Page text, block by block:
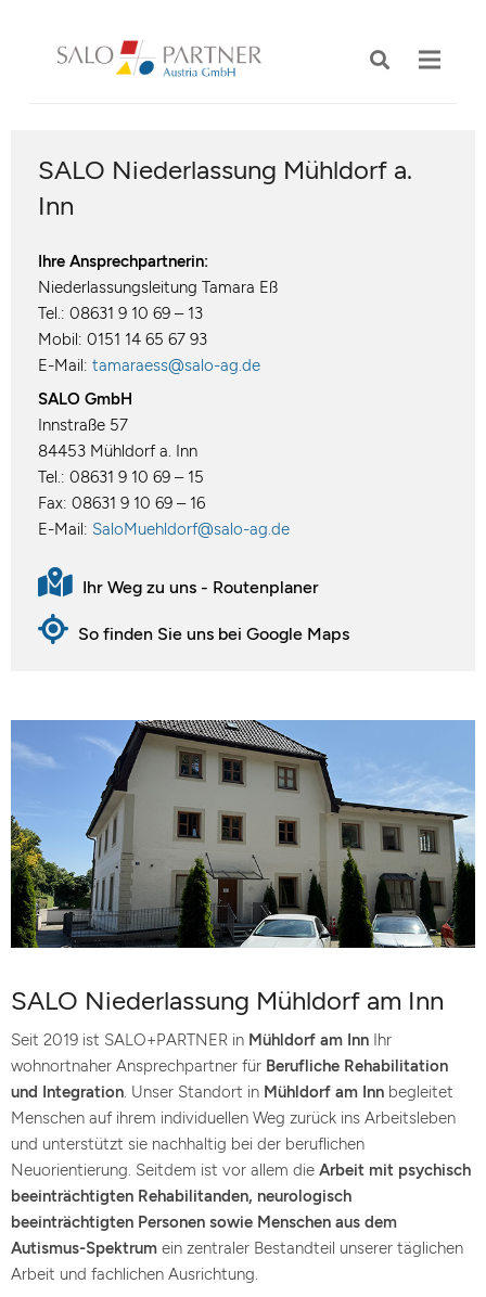
SALO Niederlassung Mühldorf am Inn
Seit 2019 ist SALO+PARTNER in Mühldorf am Inn Ihr
wohnortnaher Ansprechpartner für Berufliche Rehabilitation
und Integration. Unser Standort in Mühldorf am Inn begleitet
Menschen auf ihrem individuellen Weg zurück ins Arbeitsleben
und unterstützt sie nachhaltig bei der beruflichen
Neuorientierung. Seitdem ist vor allem die Arbeit mit psychisch
beeinträchtigten Rehabilitanden, neurologisch
beeinträchtigten Personen sowie Menschen aus dem
Autismus-Spektrum ein zentraler Bestandteil unserer täglichen
Arbeit und fachlichen Ausrichtung.
SALO Niederlassung Mühldorf a.
Inn
Ihre Ansprechpartnerin:
Niederlassungsleitung Tamara Eß
Tel.: 08631 9 10 69 – 13
Mobil: 0151 14 65 67 93
E-Mail: tamaraess@salo-ag.de
SALO GmbH
Innstraße 57
84453 Mühldorf a. Inn
Tel.: 08631 9 10 69 – 15
Fax: 08631 9 10 69 – 16
E-Mail: SaloMuehldorf@salo-ag.de
Ihr Weg zu uns - Routenplaner
So finden Sie uns bei Google Maps